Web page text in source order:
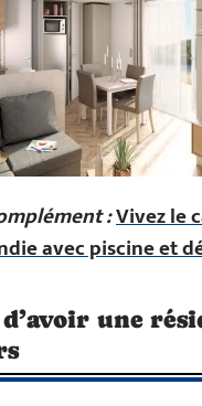
:Vivez le
avec piscine et
d’avoir une